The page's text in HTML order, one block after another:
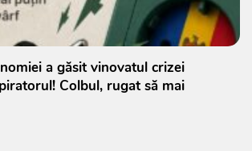
a găsit vinovatul crizei
Colbul, rugat să mai